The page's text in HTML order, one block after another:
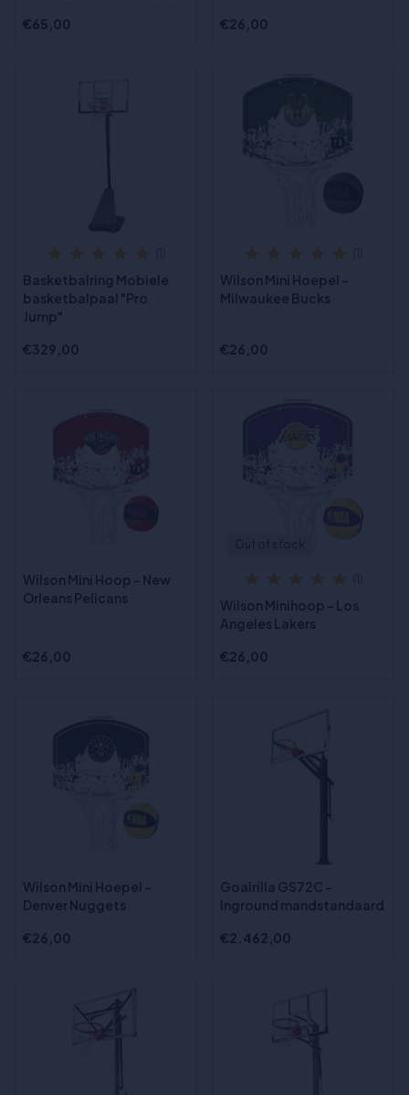
€65,00
€26,00
Basketbalring Mobiele
basketbalpaal "Pro
Jump"
€329,00
Wilson Mini Hoepel -
Milwaukee Bucks
€26,00
Wilson Mini Hoop - New
Orleans Pelicans
€26,00
Wilson Minihoop - Los
Angeles Lakers
€26,00
Wilson Mini Hoepel -
Denver Nuggets
€26,00
Goalrilla GS72C -
Inground mandstandaard
€2.462,00